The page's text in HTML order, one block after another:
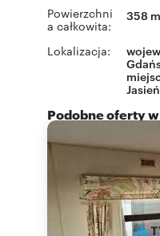
Powierzchni
a całkowita:
358 m
Lokalizacja:
Jasień
Podobne oferty